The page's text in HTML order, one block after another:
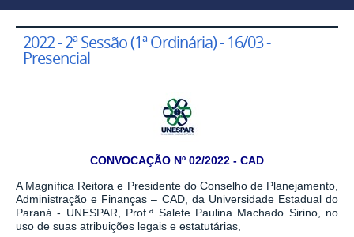
2022 - 2ª Sessão (1ª Ordinária) - 16/03 -
Presencial
CONVOCAÇÃO Nº 02/2022 - CAD
A Magnífica Reitora e Presidente do Conselho de Planejamento,
Administração e Finanças – CAD, da Universidade Estadual do
Paraná - UNESPAR, Prof.ªSalete Paulina Machado Sirino, no
uso de suas atribuições legais e estatutárias,